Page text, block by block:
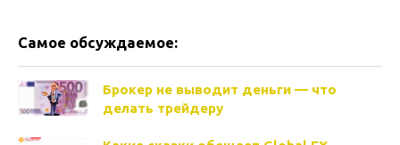
Самое обсуждаемое:
Брокер не выводит деньги — что
делать трейдеру